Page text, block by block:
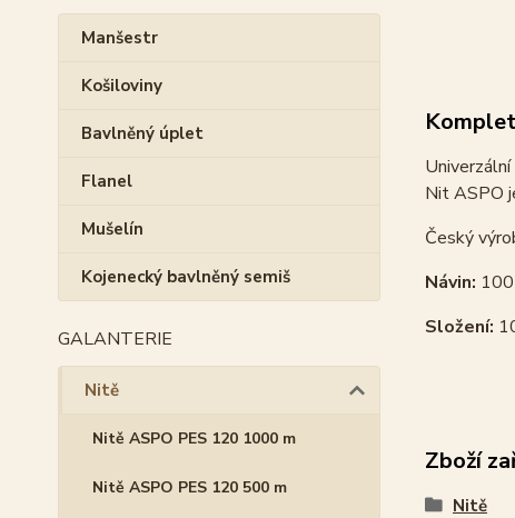
Manšestr
Košiloviny
Bavlněný úplet
Flanel
Mušelín
Kojenecký bavlněný semiš
GALANTERIE
Nitě
Nitě ASPO PES 120 1000 m
Nitě ASPO PES 120 500 m
Nit ASPO
Český
Návin:
Složení:
Zboží
Nitě